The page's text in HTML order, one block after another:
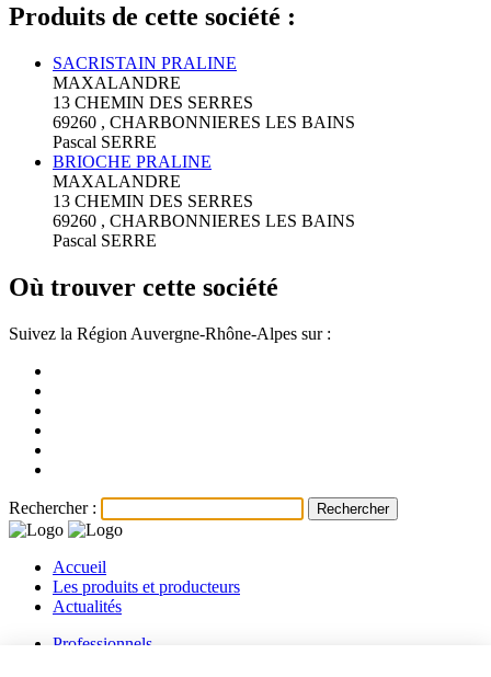
Produits de cette société :
SACRISTAIN PRALINE
MAXALANDRE
13 CHEMIN DES SERRES
69260 , CHARBONNIERES LES BAINS
Pascal SERRE
BRIOCHE PRALINE
MAXALANDRE
13 CHEMIN DES SERRES
69260 , CHARBONNIERES LES BAINS
Pascal SERRE
Où trouver cette société
Suivez la Région Auvergne-Rhône-Alpes sur :
Rechercher :
Accueil
Les produits et producteurs
Actualités
Professionnels